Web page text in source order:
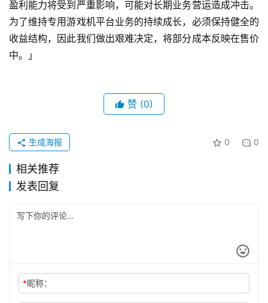
盈利能力将受到严重影响，可能对长期业务营运造成冲击。
为了维持专用游戏机平台业务的持续成长，必须保持健全的
收益结构，因此我们做出艰难决定，将部分成本反映在售价
中。」
赞 (0)
0 0
生成海报
相关推荐
发表回复
*昵称：